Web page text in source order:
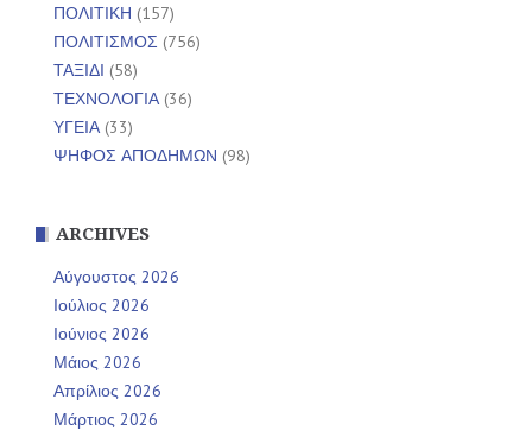
ΠΟΛΙΤΙΚΗ (157)
ΠΟΛΙΤΙΣΜΟΣ (756)
ΤΑΞΙΔΙ (58)
ΤΕΧΝΟΛΟΓΙΑ (36)
ΥΓΕΙΑ (33)
ΨΗΦΟΣ ΑΠΟΔΗΜΩΝ (98)
ARCHIVES
Αύγουστος 2026
Ιούλιος 2026
Ιούνιος 2026
Μάιος 2026
Απρίλιος 2026
Μάρτιος 2026